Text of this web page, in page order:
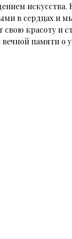
искусства.
в сердцах и
красоту и
памяти о